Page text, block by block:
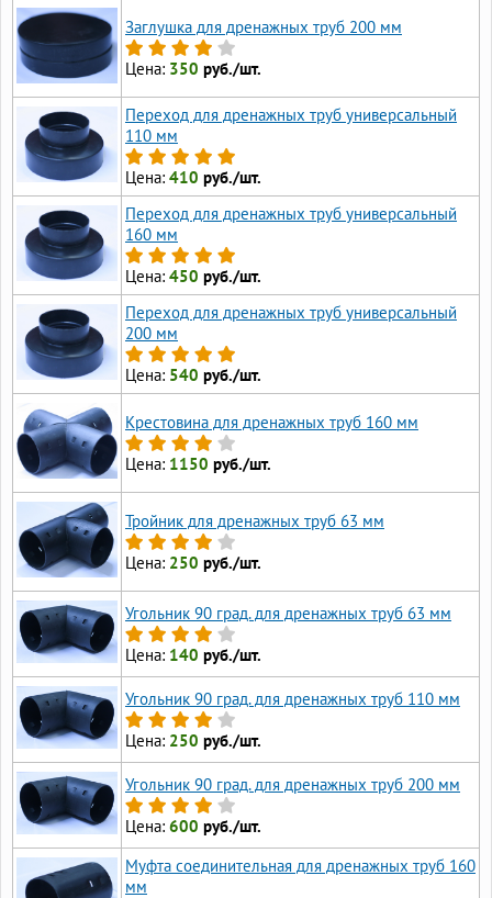
Заглушка для дренажных труб 200 мм
Цена: 350 руб./шт.
Переход для дренажных труб универсальный
110 мм
Цена: 410 руб./шт.
Переход для дренажных труб универсальный
160 мм
Цена: 450 руб./шт.
Переход для дренажных труб универсальный
200 мм
Цена: 540 руб./шт.
Крестовина для дренажных труб 160 мм
Цена: 1150 руб./шт.
Тройник для дренажных труб 63 мм
Цена: 250 руб./шт.
Угольник 90 град. для дренажных труб 63 мм
Цена: 140 руб./шт.
Угольник 90 град. для дренажных труб 110 мм
Цена: 250 руб./шт.
Угольник 90 град. для дренажных труб 200 мм
Цена: 600 руб./шт.
Муфта соединительная для дренажных труб 160
мм